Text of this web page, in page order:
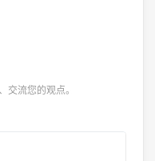
流您的观点。